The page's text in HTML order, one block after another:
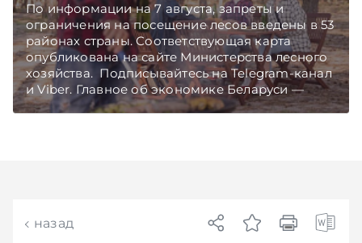
По информации на 7 августа, запреты и
ограничения на посещение лесов введены в 53
районах страны. Соответствующая карта
опубликована на сайте Министерства лесного
хозяйства. Подписывайтесь на Telegram‑канал
и Viber. Главное об экономике Беларуси —
раньше, чем в новостях TelegramViber
назад